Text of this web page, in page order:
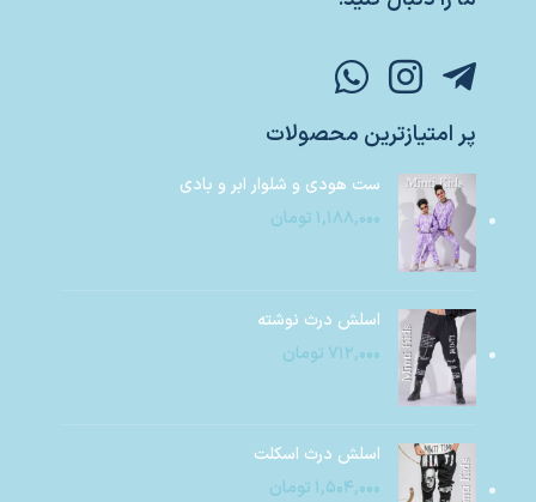
پر امتیازترین محصولات
ست هودی و شلوار ابر و بادی
۱,۱۸۸,۰۰۰ تومان
اسلش درث نوشته
۷۱۲,۰۰۰ تومان
اسلش درث اسکلت
۱,۵۰۴,۰۰۰ تومان